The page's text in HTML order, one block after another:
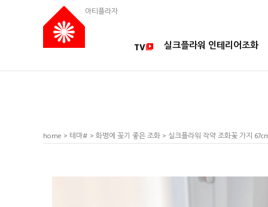
아티플라자
TV 실크플라워 인테리어조화
home > 테마# > 화병에 꽂기 좋은 조화 > 실크플라워 작약 조화꽃 가지